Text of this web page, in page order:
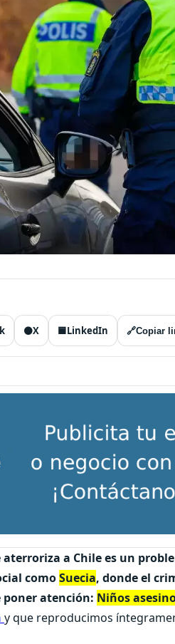
⚫X 🟦LinkedIn 🔗Copiar
a Chile es un
comoSuecia, donde el
poner atención: Niños
y que reproducimos